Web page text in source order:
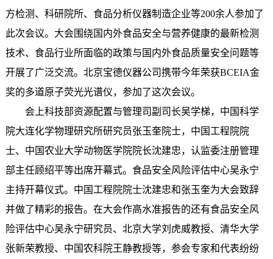
方检测、科研院所、食品分析仪器制造企业等200余人参加了
此次会议。大会围绕国内外食品安全与营养健康的最新检测
技术、食品行业所面临的政策与国内外食品质量安全问题等
开展了广泛交流。北京宝德仪器公司携带今年荣获BCEIA金
奖的多道原子荧光光谱仪，参加了这次会议。
会上科技部资源配置与管理司副司长吴学梯，中国科学
院大连化学物理研究所研究员张玉奎院士，中国工程院院
士、中国农业大学动物医学院院长沈建忠，认监委注册管理
部主任顾绍平等出席开幕式。食品安全风险评估中心吴永宁
主持开幕仪式。中国工程院院士沈建忠和张玉奎为大会致辞
并做了精彩的报告。在大会作高水准报告的还有食品安全风
险评估中心吴永宁研究员、北京大学刘虎威教授、清华大学
张新荣教授、中国农科院王静教授等，参会专家和代表纷纷